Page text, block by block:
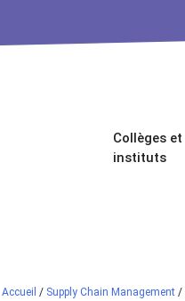
Collèges et
instituts
Accueil / Supply Chain Management /